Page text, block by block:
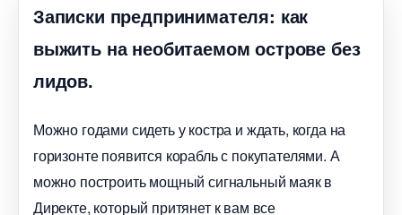
Записки предпринимателя: как
ыжить на необитаемом острове без
лидов.
Можно годами сидеть у костра и ждать, когда на
оризонте появится корабль с покупателями. А
можно построить мощный сигнальный маяк
Директе, который притянет к вам все